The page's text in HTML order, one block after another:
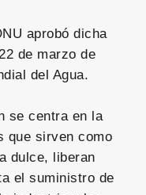
aprobó dicha
de marzo de
del Agua.
se centra en la
que sirven como
dulce, liberan
el suministro de